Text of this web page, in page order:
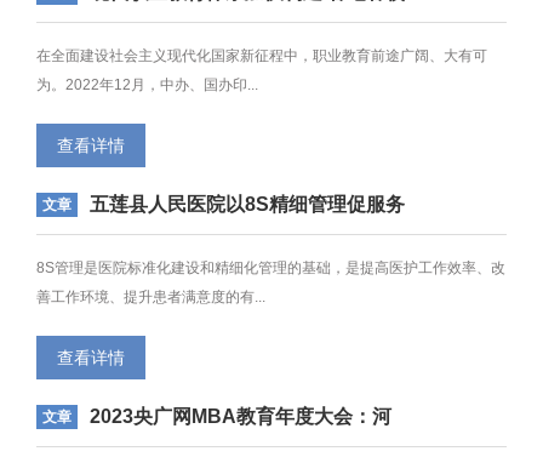
在全面建设社会主义现代化国家新征程中，职业教育前途广阔、大有可
为。2022年12月，中办、国办印...
查看详情
文章
五莲县人民医院以8S精细管理促服务
8S管理是医院标准化建设和精细化管理的基础，是提高医护工作效率、改
善工作环境、提升患者满意度的有...
查看详情
文章
2023央广网MBA教育年度大会：河